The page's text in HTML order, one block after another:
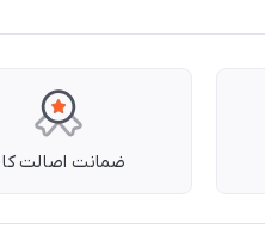
ضمانت اصالت